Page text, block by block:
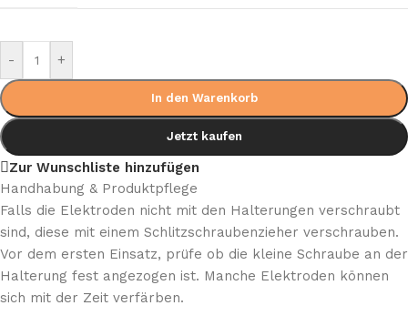
- +
In den Warenkorb
Jetzt kaufen
Zur Wunschliste hinzufügen
Handhabung & Produktpflege
Falls die Elektroden nicht mit den Halterungen verschraubt
sind, diese mit einem Schlitzschraubenzieher verschrauben.
Vor dem ersten Einsatz, prüfe ob die kleine Schraube an der
Halterung fest angezogen ist. Manche Elektroden können
sich mit der Zeit verfärben.